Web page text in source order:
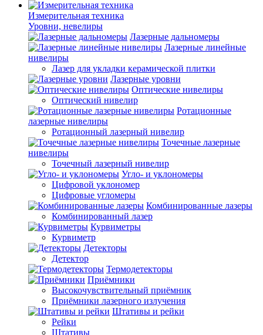
Измерительная техника
Уровни, невелиры
Лазерные дальномеры
Лазерные линейные
нивелиры
Лазер для укладки керамической плитки
Лазерные уровни
Оптические нивелиры
Оптический нивелир
Ротационные
лазерные нивелиры
Ротационный лазерный нивелир
Точечные лазерные
нивелиры
Точечный лазерный нивелир
Угло- и уклономеры
Цифровой уклономер
Цифровые угломеры
Комбинированные лазеры
Комбинированный лазер
Курвиметры
Курвиметр
Детекторы
Детектор
Термодетекторы
Приёмники
Высокочувствительный приёмник
Приёмники лазерного излучения
Штативы и рейки
Рейки
Штативы